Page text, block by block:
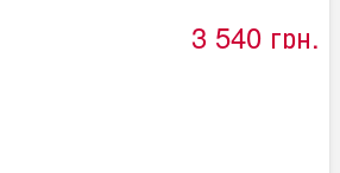
3 540 грн.